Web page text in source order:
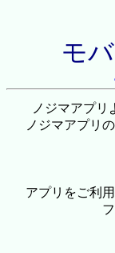
モ
ノジマアプリ
ノジマアプリ
アプリをご利